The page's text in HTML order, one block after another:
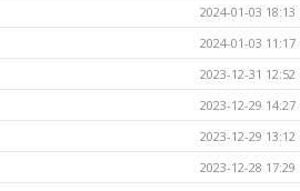
2024-01-03 18:13
2024-01-03 11:17
2023-12-31 12:52
2023-12-29 14:27
2023-12-29 13:12
2023-12-28 17:29